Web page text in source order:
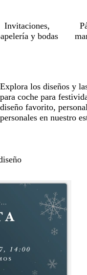
Invitaciones,
y bodas
Explora los diseños y
para coche para
diseño favorito,
personales en nuestro